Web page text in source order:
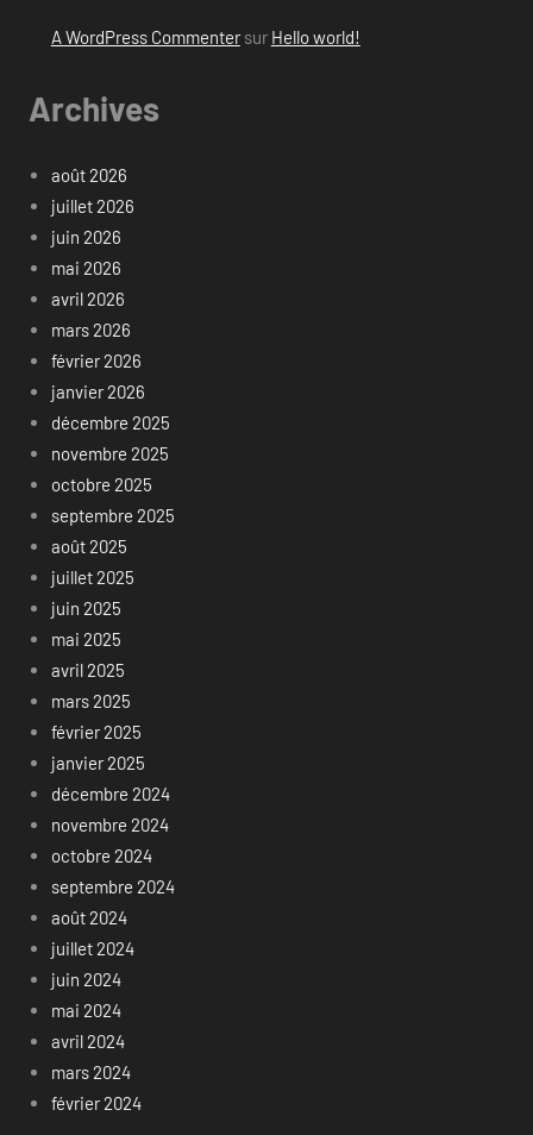
A WordPress Commentersur Hello world!
Archives
août 2026
juillet 2026
juin 2026
mai 2026
avril 2026
mars 2026
février 2026
janvier 2026
décembre 2025
novembre 2025
octobre 2025
septembre 2025
août 2025
juillet 2025
juin 2025
mai 2025
avril 2025
mars 2025
février 2025
janvier 2025
décembre 2024
novembre 2024
octobre 2024
septembre 2024
août 2024
juillet 2024
juin 2024
mai 2024
avril 2024
mars 2024
février 2024